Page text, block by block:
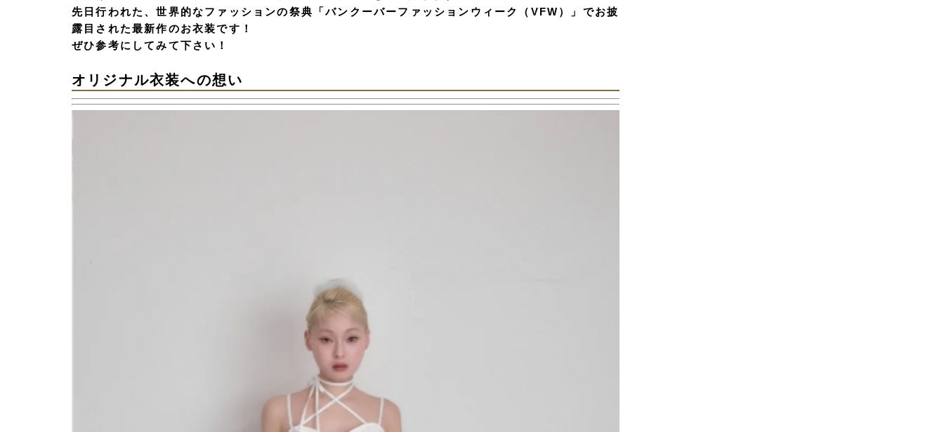
先日行われた、世界的なファッションの祭典「バンクーバーファッションウィーク（VFW）」でお披
露目された最新作のお衣装です！
ぜひ参考にしてみて下さい！
オリジナル衣装への想い